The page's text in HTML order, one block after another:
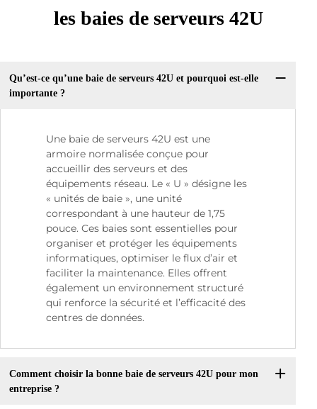
les baies de serveurs 42U
Qu’est-ce qu’une baie de serveurs 42U et pourquoi est-elle
importante ?
Une baie de serveurs 42U est une
armoire normalisée conçue pour
accueillir des serveurs et des
équipements réseau. Le « U » désigne les
« unités de baie », une unité
correspondant à une hauteur de 1,75
pouce. Ces baies sont essentielles pour
organiser et protéger les équipements
informatiques, optimiser le flux d’air et
faciliter la maintenance. Elles offrent
également un environnement structuré
qui renforce la sécurité et l’efficacité des
centres de données.
Comment choisir la bonne baie de serveurs 42U pour mon
entreprise ?